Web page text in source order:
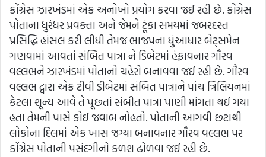
કોંગ્રેસ ઝારખંડમાં એક અનોખો પ્રયોગ કરવા જઈ રહી છે. કોંગ્રેસ
પોતાના ધુરંધર પ્રવક્તા અને જેમને ટૂંકા સમયમાં જબરદસ્ત
પ્રસિદ્ધિ હાંસલ કરી લીધી તેમજ ભાજપના ધુંઆધાર બેટ્સમેન
ગણવામાં આવતાં સંબિત પાત્રા ને ડિબેટમાં હંફાવનાર ગૌરવ
વલ્લભને ઝારખંડમાં પોતાનો ચહેરો બનાવવા જઈ રહી છે. ગૌરવ
વલ્લભ દ્વારા એક ટીવી ડીબેટમાં સંબિત પાત્રાને પાંચ ત્રિલિયનમાં
કેટલા શૂન્ય આવે તે પૂછતાં સંબીત પાત્રા પાણી માંગતા થઈ ગયા
હતા તેમની પાસે કોઈ જવાબ નોહતો. પોતાની આગવી છટાથી
લોકોના દિલમાં એક ખાસ જગ્યા બનાવનાર ગૌરવ વલ્લભ પર
કોંગ્રેસ પોતાની પસંદગીનો કળશ ઢોળવા જઈ રહી છે.